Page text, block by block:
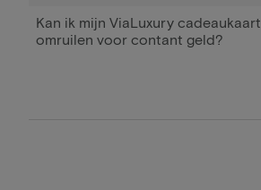
Kan ik mijn ViaLuxury cadeaukaart
omruilen voor contant geld?